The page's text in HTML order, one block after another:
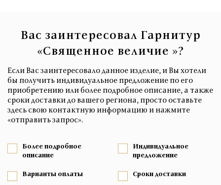
Вас заинтересовал Гарнитур
«Священное величие »?
Если Вас заинтересовало данное изделие, и Вы хотели
бы получить индивидуальное предложение по его
приобретению или более подробное описание, а также
сроки доставки до вашего региона, просто оставьте
здесь свою контактную информацию и нажмите
«отправить запрос».
Более подробное
описание
Индивидуальное
предложение
Варианты оплаты Сроки доставки